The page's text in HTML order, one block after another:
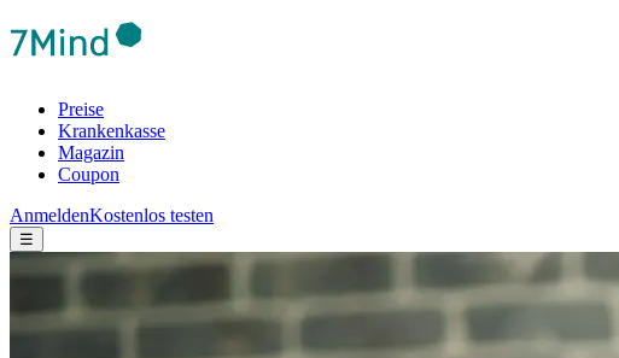
Preise
Krankenkasse
Magazin
Coupon
AnmeldenKostenlos testen
☰